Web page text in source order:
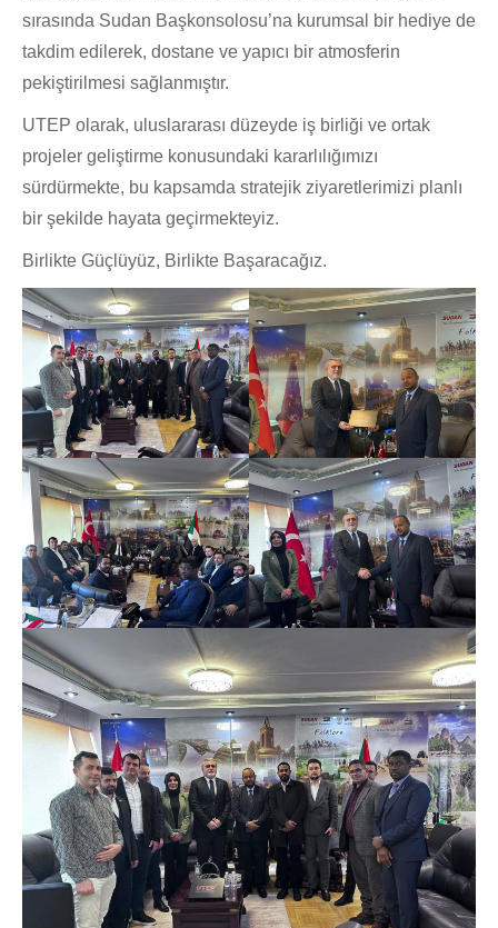
sırasında Sudan Başkonsolosu’na kurumsal bir hediye de
takdim edilerek, dostane ve yapıcı bir atmosferin
pekiştirilmesi sağlanmıştır.
UTEP olarak, uluslararası düzeyde iş birliği ve ortak
projeler geliştirme konusundaki kararlılığımızı
sürdürmekte, bu kapsamda stratejik ziyaretlerimizi planlı
bir şekilde hayata geçirmekteyiz.
Birlikte Güçlüyüz, Birlikte Başaracağız.